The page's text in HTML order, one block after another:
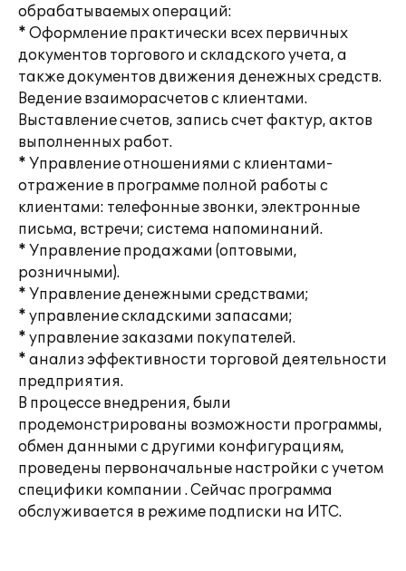
обрабатываемых операций:
* Оформление практически всех первичных
документов торгового и складского учета, а
также документов движения денежных средств.
Ведение взаиморасчетов с клиентами.
Выставление счетов, запись счет фактур, актов
выполненных работ.
* Управление отношениями с клиентами-
отражение в программе полной работы с
клиентами: телефонные звонки, электронные
письма, встречи; система напоминаний.
* Управление продажами (оптовыми,
розничными).
* Управление денежными средствами;
* управление складскими запасами;
* управление заказами покупателей.
* анализ эффективности торговой деятельности
предприятия.
В процессе внедрения, были
продемонстрированы возможности программы,
обмен данными с другими конфигурациям,
проведены первоначальные настройки с учетом
специфики компании . Сейчас программа
обслуживается в режиме подписки на ИТС.